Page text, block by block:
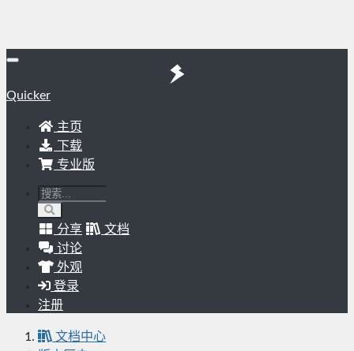
Quicker
主页
下载
专业版
分享
文档
讨论
外观
登录
注册
文档中心